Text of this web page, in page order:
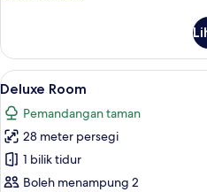
Lihat
semua
foto
untuk
Deluxe
Room
18
Deluxe Room
Pemandangan taman
28 meter persegi
1 bilik tidur
Boleh menampung 2